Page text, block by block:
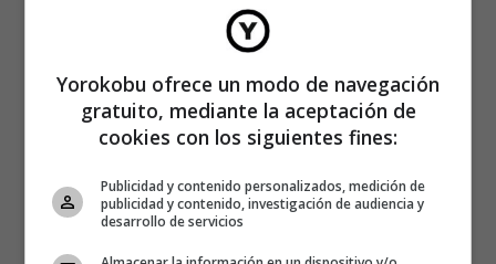
Yorokobu ofrece un modo de navegación
gratuito, mediante la aceptación de
cookies con los siguientes fines:
Publicidad y contenido personalizados, medición de
publicidad y contenido, investigación de audiencia y
desarrollo de servicios